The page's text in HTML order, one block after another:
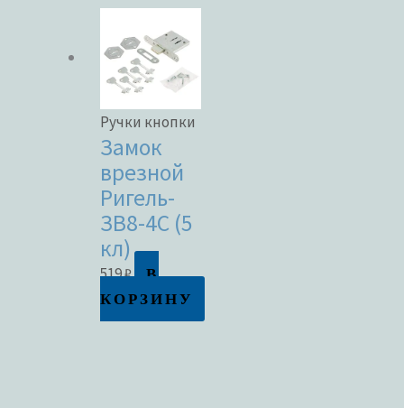
Ручки кнопки
Замок
врезной
Ригель-
ЗВ8-4С (5
кл)
519₽
В
КОРЗИНУ